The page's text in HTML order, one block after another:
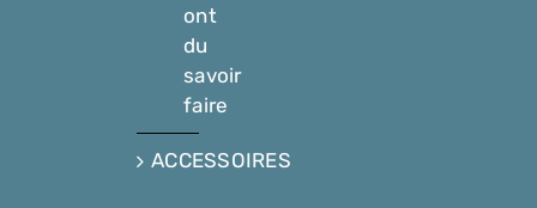
ont
du
savoir
faire
ACCESSOIRES